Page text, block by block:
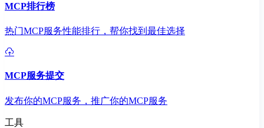
MCP排行榜
热门MCP服务性能排行，帮你找到最佳选择
MCP服务提交
发布你的MCP服务，推广你的MCP服务
工具